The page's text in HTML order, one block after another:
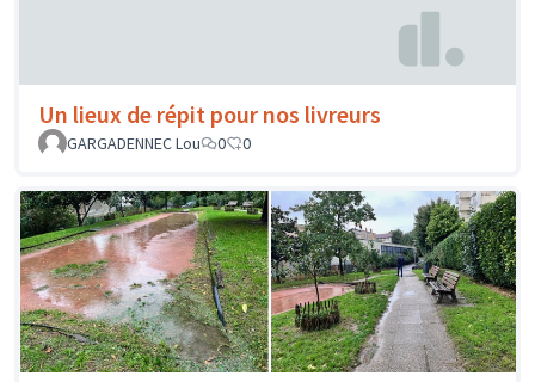
Un lieux de répit pour nos livreurs
GARGADENNEC Lou 0 0